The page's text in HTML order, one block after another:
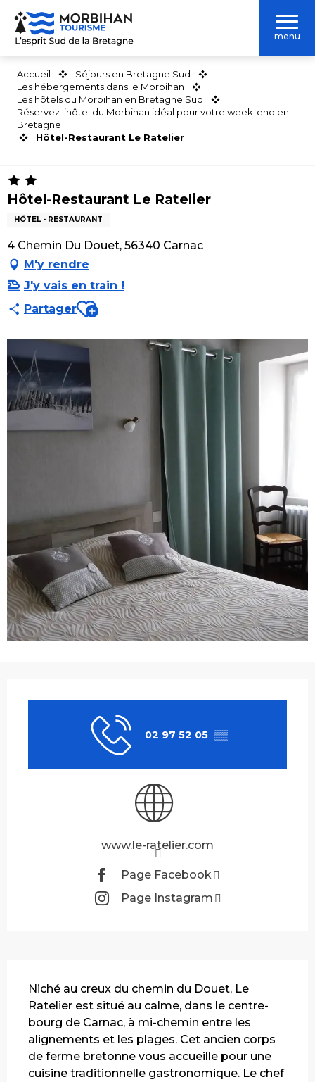
Aller
contenu
menu
Accueil
Séjours en Bretagne Sud
Les hébergements dans le Morbihan
Les hôtels du Morbihan en Bretagne Sud
Réservez l’hôtel du Morbihan idéal pour votre week-end en
Bretagne
Hôtel-Restaurant Le Ratelier
Hôtel-Restaurant Le Ratelier
HÔTEL - RESTAURANT
4 Chemin Du Douet, 56340 Carnac
M'y rendre
J'y vais en train !
PartagerAjouter aux favoris
02 97 52 05 ▒▒
www.le-ratelier.com
Page Facebook
Page Instagram
Niché au creux du chemin du Douet, Le
Ratelier est situé au calme, dans le centre-
bourg de Carnac, à mi-chemin entre les
alignements et les plages. Cet ancien corps
de ferme bretonne vous accueille pour une
cuisine traditionnelle gastronomique. Le chef